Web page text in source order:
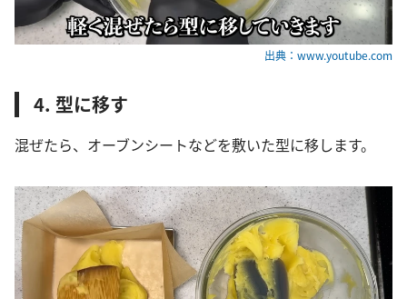
出典：www.youtube.com
4. 型に移す
混ぜたら、オーブンシートなどを敷いた型に移します。